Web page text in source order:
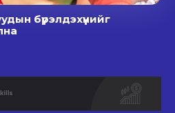
бүрэлдэхүүнийг